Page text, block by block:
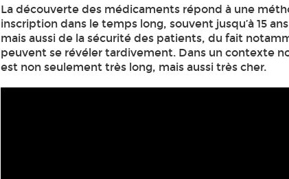
La découverte des médicaments répond à une
inscription dans le temps long, souvent jusqu’à 15
mais aussi de la sécurité des patients, du fait
peuvent se révéler tardivement. Dans un contexte
est non seulement très long, mais aussi très cher.